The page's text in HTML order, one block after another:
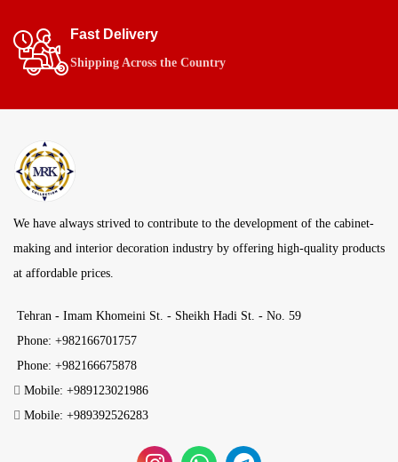
Fast Delivery
Shipping Across the Country
We have always strived to contribute to the development of the cabinet-
making and interior decoration industry by offering high-quality products
at affordable prices.
Tehran - Imam Khomeini St. - Sheikh Hadi St. - No. 59
Phone: +982166701757
Phone: +982166675878
Mobile: +989123021986
Mobile: +989392526283